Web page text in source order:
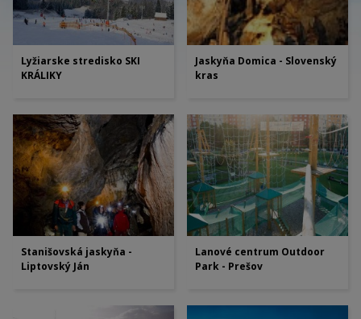
Lyžiarske stredisko SKI
KRÁLIKY
Jaskyňa Domica - Slovenský
kras
Stanišovská jaskyňa -
Liptovský Ján
Lanové centrum Outdoor
Park - Prešov